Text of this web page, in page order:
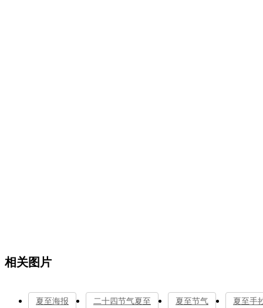
相关图片
夏至海报 二十四节气夏至 夏至节气 夏至手